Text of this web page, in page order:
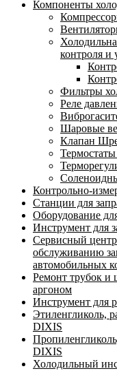
Компоненты
контроля и
Фильтры
Реле
Шаровые
Клапан
Контрольно-
Станции для
Оборудование
Инструмент для
Сервисный
обслуживанию
автомобильных
Ремонт трубок и
аргоном
Инструмент для
Этиленгликоль,
DIXIS
DIXIS
Холодильный